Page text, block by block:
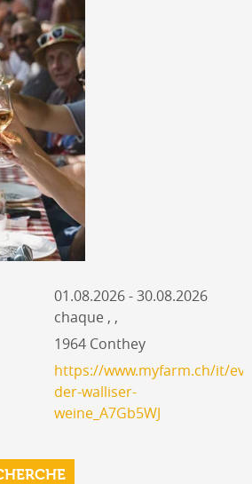
01.08.2026 - 30.08.2026
chaque , ,
1964 Conthey
https://www.myfarm.ch/it/
der-walliser-
weine_A7Gb5WJ